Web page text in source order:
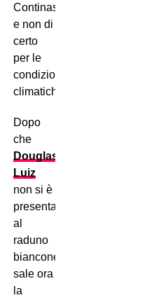
Continassa
e non di
certo
per le
condizioni
climatiche.
Dopo
che
Douglas
Luiz
non si è
presentato
al
raduno
bianconero,
sale ora
la